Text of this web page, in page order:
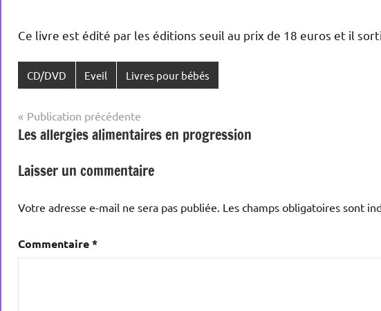
Ce livre est édité par les éditions seuil au prix de 18 euros et il
CD/DVD Eveil Livres pour bébés
Navigation
de
l’article
Publication précédente
Les allergies alimentaires en progression
Laisser un commentaire
Votre adresse e-mail ne sera pas publiée. Les champs obligatoires sont
Commentaire*